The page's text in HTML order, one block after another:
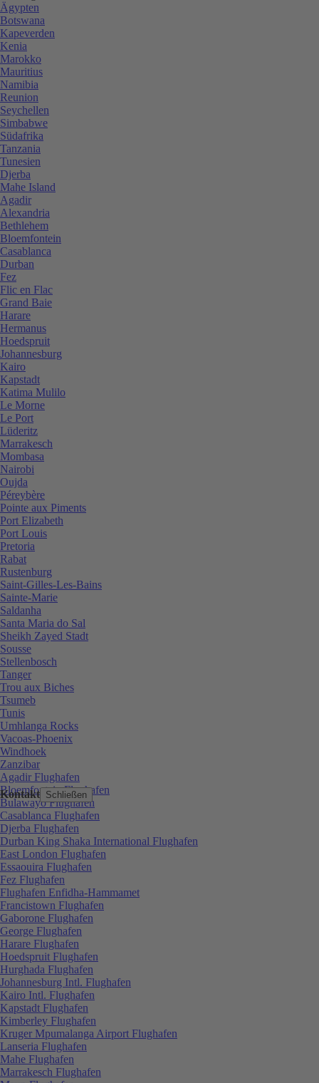
Kontakt Schließen
Ägypten
Botswana
Kapeverden
Kenia
Marokko
Mauritius
Namibia
Reunion
Seychellen
Simbabwe
Südafrika
Tanzania
Tunesien
Djerba
Mahe Island
Agadir
Alexandria
Bethlehem
Bloemfontein
Casablanca
Durban
Fez
Flic en Flac
Grand Baie
Harare
Hermanus
Hoedspruit
Johannesburg
Kairo
Kapstadt
Katima Mulilo
Le Morne
Le Port
Lüderitz
Marrakesch
Mombasa
Nairobi
Oujda
Péreybère
Pointe aux Piments
Port Elizabeth
Port Louis
Pretoria
Rabat
Rustenburg
Saint-Gilles-Les-Bains
Sainte-Marie
Saldanha
Santa Maria do Sal
Sheikh Zayed Stadt
Sousse
Stellenbosch
Tanger
Trou aux Biches
Tsumeb
Tunis
Umhlanga Rocks
Vacoas-Phoenix
Windhoek
Zanzibar
Agadir Flughafen
Bloemfontein Flughafen
Bulawayo Flughafen
Casablanca Flughafen
Djerba Flughafen
Durban King Shaka International Flughafen
East London Flughafen
Essaouira Flughafen
Fez Flughafen
Flughafen Enfidha-Hammamet
Francistown Flughafen
Gaborone Flughafen
George Flughafen
Harare Flughafen
Hoedspruit Flughafen
Hurghada Flughafen
Johannesburg Intl. Flughafen
Kairo Intl. Flughafen
Kapstadt Flughafen
Kimberley Flughafen
Kruger Mpumalanga Airport Flughafen
Lanseria Flughafen
Mahe Flughafen
Marrakesch Flughafen